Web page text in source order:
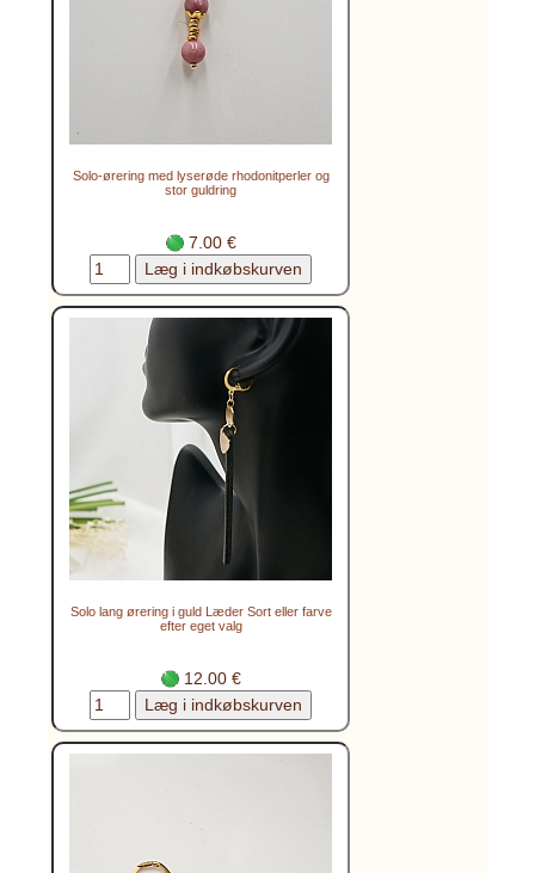
Solo-ørering med lyserøde rhodonitperler og
stor guldring
7.00 €
Solo lang ørering i guld Læder Sort eller farve
efter eget valg
12.00 €